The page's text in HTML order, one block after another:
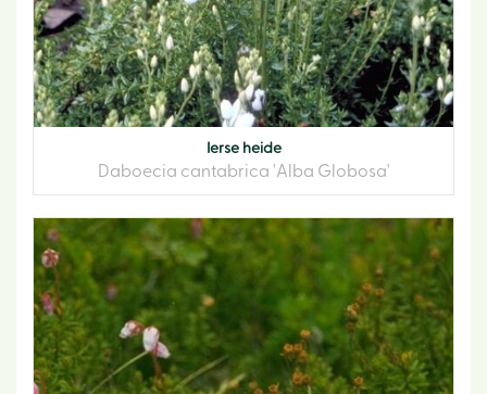
Ierse heide
Daboecia cantabrica 'Alba Globosa'